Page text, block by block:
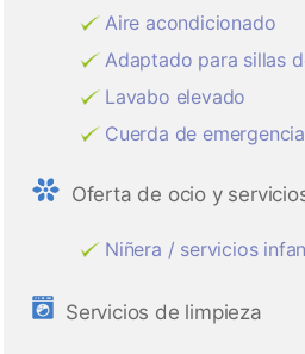
Aire acondicionado
Adaptado para sillas
Lavabo elevado
Cuerda de
Oferta de ocio y
Niñera / servicios
Servicios de limpieza